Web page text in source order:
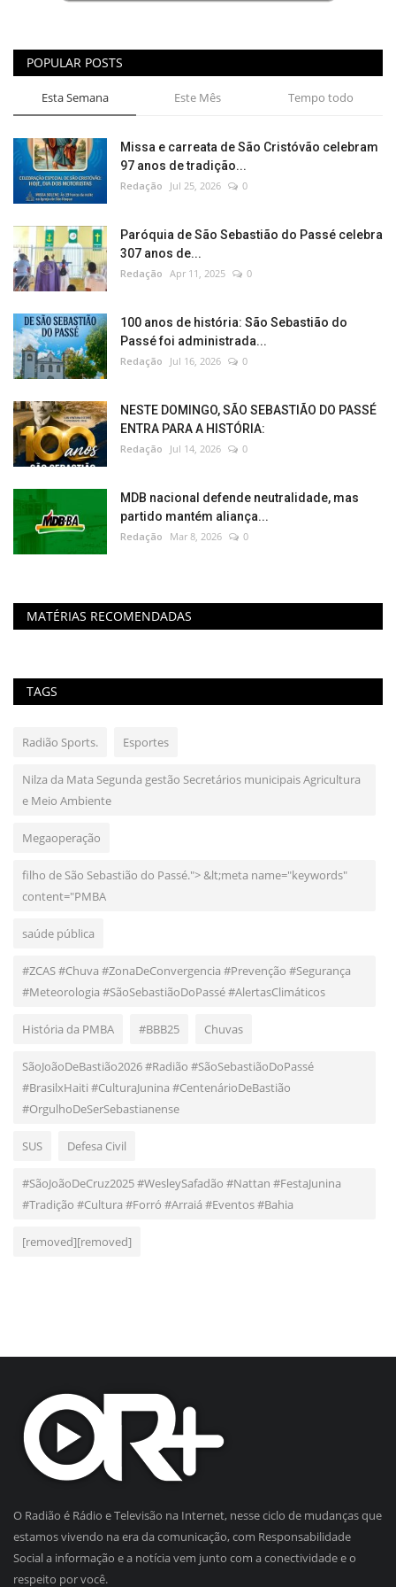
POPULAR POSTS
Esta Semana Este Mês Tempo todo
Missa e carreata de São Cristóvão celebram
97 anos de tradição...
Redação Jul 25, 2026 0
Paróquia de São Sebastião do Passé celebra
307 anos de...
Redação Apr 11, 2025 0
100 anos de história: São Sebastião do
Passé foi administrada...
Redação Jul 16, 2026 0
NESTE DOMINGO, SÃO SEBASTIÃO DO PASSÉ
ENTRA PARA A HISTÓRIA:
Redação Jul 14, 2026 0
MDB nacional defende neutralidade, mas
partido mantém aliança...
Redação Mar 8, 2026 0
MATÉRIAS RECOMENDADAS
TAGS
Radião Sports. Esportes
Nilza da Mata Segunda gestão Secretários municipais Agricultura
e Meio Ambiente
Megaoperação
filho de São Sebastião do Passé."> &lt;meta name="keywords"
content="PMBA
saúde pública
#ZCAS #Chuva #ZonaDeConvergencia #Prevenção #Segurança
#Meteorologia #SãoSebastiãoDoPassé #AlertasClimáticos
História da PMBA #BBB25 Chuvas
SãoJoãoDeBastião2026 #Radião #SãoSebastiãoDoPassé
#BrasilxHaiti #CulturaJunina #CentenárioDeBastião
#OrgulhoDeSerSebastianense
SUS Defesa Civil
#SãoJoãoDeCruz2025 #WesleySafadão #Nattan #FestaJunina
#Tradição #Cultura #Forró #Arraiá #Eventos #Bahia
[removed][removed]
O Radião é Rádio e Televisão na Internet, nesse ciclo de mudanças que
estamos vivendo na era da comunicação, com Responsabilidade
Social a informação e a notícia vem junto com a conectividade e o
respeito por você.